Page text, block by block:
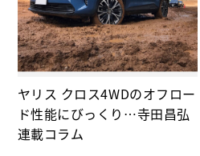
ヤリス クロス4WDのオフロー
ド性能にびっくり…寺田昌弘
連載コラム